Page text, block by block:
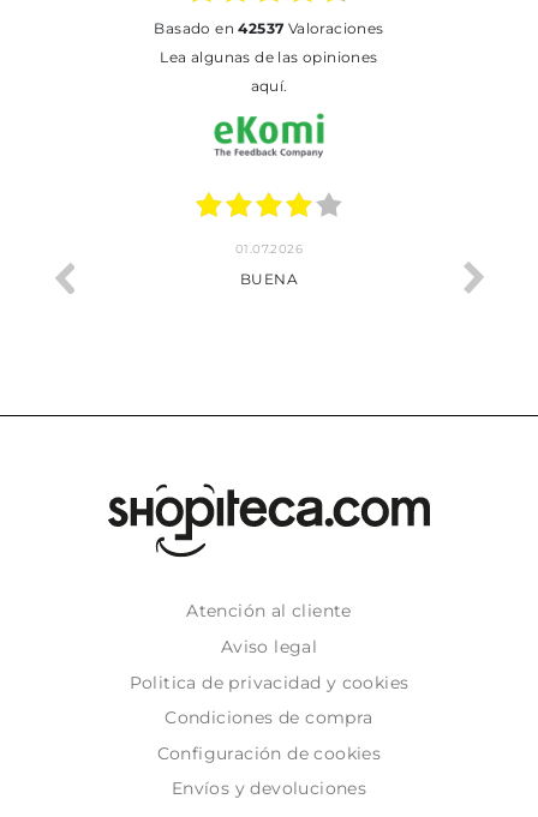
basado en42537 Valoraciones
Lea algunas de las opiniones
aquí.
01.07.2026
BUENA
Atención al cliente
Aviso legal
Politica de privacidad y cookies
Condiciones de compra
Configuración de cookies
Envíos y devoluciones